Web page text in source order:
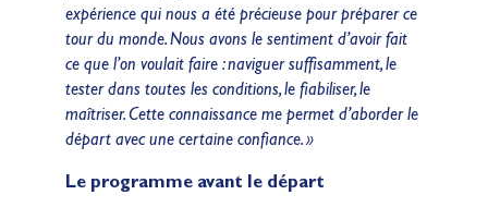
expérience qui nous a été précieuse pour préparer ce
tour du monde. Nous avons le sentiment d’avoir fait
ce que l’on voulait faire : naviguer suffisamment, le
tester dans toutes les conditions, le fiabiliser, le
maîtriser. Cette connaissance me permet d’aborder le
départ avec une certaine confiance. »
Le programme avant le départ